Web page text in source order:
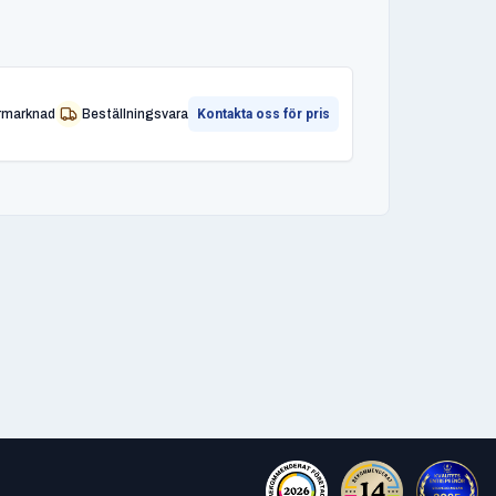
Beställningsvara Kontakta oss för pris